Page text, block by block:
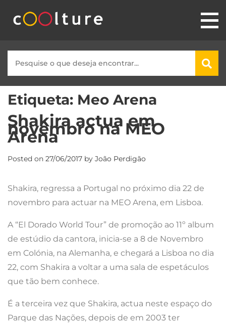
Etiqueta: Meo Arena
Shakira actua em
novembro na MEO
Arena
Posted on 27/06/2017 by João Perdigão
Shakira, regressa a Portugal no próximo dia 22 de
novembro para actuar na MEO Arena, em Lisboa.
A “El Dorado World Tour” de promoção ao 11º album
de estúdio da cantora, inicia-se a 8 de Novembro
em Colónia, na Alemanha, e chegará a Lisboa no dia
22, com Shakira a voltar a uma sala de espetáculos
que tão bem conhece.
É a terceira vez que Shakira, actua neste espaço do
Parque das Nações, depois de em 2003 ter